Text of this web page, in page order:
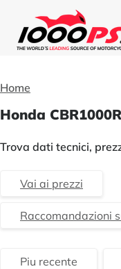
Home
Honda
Trova dati tecnici,
Vai ai prezzi
Raccomandazioni
Piu recente